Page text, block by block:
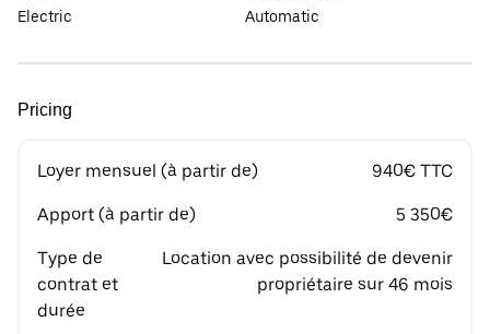
Electric
Automatic
Pricing
Loyer mensuel (à partir de) 940€ TTC
Apport (à partir de) 5 350€
Type de
contrat et
durée
Location avec possibilité de devenir
propriétaire sur 46 mois